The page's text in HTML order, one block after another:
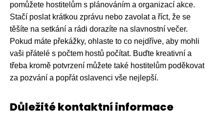
pomůžete hostitelům s plánováním a organizací akce.
Stačí poslat krátkou zprávu nebo zavolat a říct, že se
těšíte na setkání a rádi dorazíte na slavnostní večer.
Pokud máte překážky, ohlaste to co nejdříve, aby mohli
vaši přátelé s počtem hostů počítat. Buďte kreativní a
třeba kromě potvrzení můžete také hostitelům poděkovat
za pozvání a popřát oslavenci vše nejlepší.
Důležité kontaktní informace